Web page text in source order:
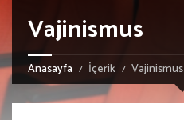
Vajinismus
Anasayfa İçerik Vajinismus